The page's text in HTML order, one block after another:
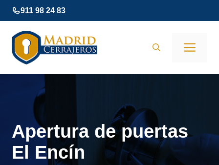
Saltar
al
contenido
911 98 24 83
Apertura de puertas
El Encín